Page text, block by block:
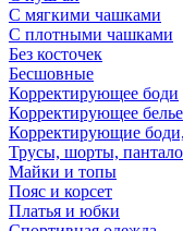
С мягкими чашками
С плотными чашками
Без косточек
Бесшовные
Корректирующее боди
Корректирующее белье
Корректирующие
Трусы, шорты,
Майки и топы
Пояс и корсет
Платья и юбки